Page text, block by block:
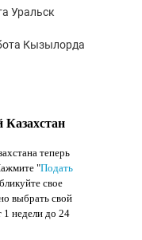
Казахстан
теперь
"Подать
свое
выбрать свой
1 недели до 24
Уральск
Кызылорда